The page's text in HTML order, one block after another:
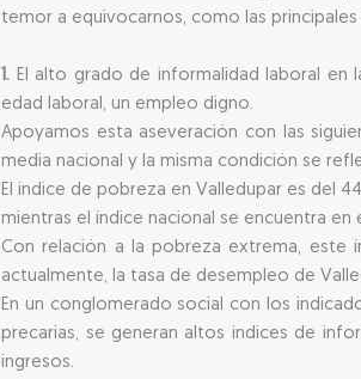
temor a equivocarnos, como las
1. El alto grado de informalidad laboral en
edad laboral, un empleo digno.
Apoyamos esta aseveración con las
media nacional y la misma condición se
El índice de pobreza en Valledupar es del
mientras el índice nacional se encuentra en
Con relación a la pobreza extrema, este
actualmente, la tasa de desempleo de
En un conglomerado social con los
precarias, se generan altos índices de
ingresos.